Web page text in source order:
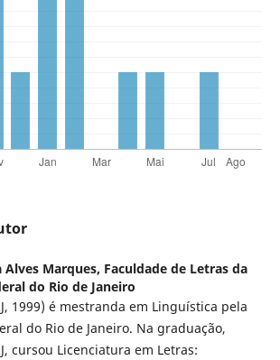
Marques, Faculdade de Letras da
do Rio de Janeiro
1999) é mestranda em Linguística pela
do Rio de Janeiro. Na graduação,
cursou Licenciatura em Letras: